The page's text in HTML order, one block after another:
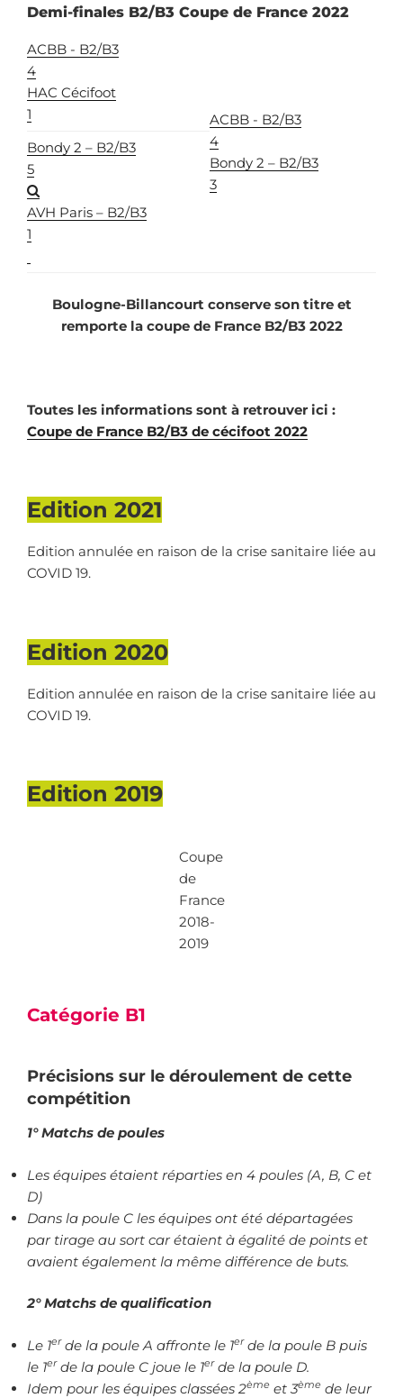
Demi-finales B2/B3 Coupe de France 2022
ACBB - B2/B3
4
HAC Cécifoot
1
ACBB - B2/B3
4
Bondy 2 – B2/B3
3
Bondy 2 – B2/B3
5
AVH Paris – B2/B3
1
Boulogne-Billancourt conserve son titre et
remporte la coupe de France B2/B3 2022
Toutes les informations sont à retrouver ici :
Coupe de France B2/B3 de cécifoot 2022
Edition 2021
Edition annulée en raison de la crise sanitaire liée au
COVID 19.
Edition 2020
Edition annulée en raison de la crise sanitaire liée au
COVID 19.
Edition 2019
Coupe
de
France
2018-
2019
Catégorie B1
Précisions sur le déroulement de cette
compétition
1° Matchs de poules
Les équipes étaient réparties en 4 poules (A, B, C et
D)
Dans la poule C les équipes ont été départagées
par tirage au sort car étaient à égalité de points et
avaient également la même différence de buts.
2° Matchs de qualification
Le 1erde la poule A affronte le 1erde la poule B puis
le 1erde la poule C joue le 1erde la poule D.
Idem pour les équipes classées 2ème et 3ème de leur